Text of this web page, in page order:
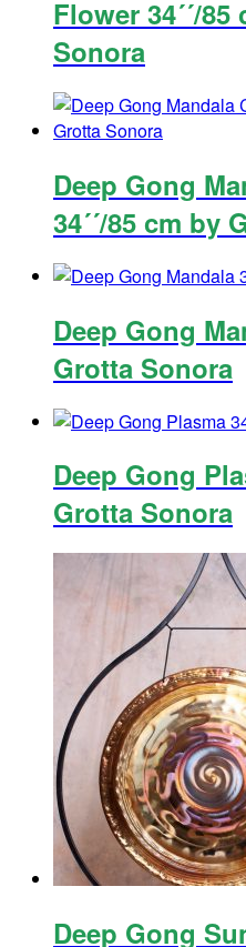
Flower 34´´/
Sonora
Deep Gong
34´´/85 cm by
Deep Gong
Grotta Sonora
Deep Gong
Grotta Sonora
Deep Gong